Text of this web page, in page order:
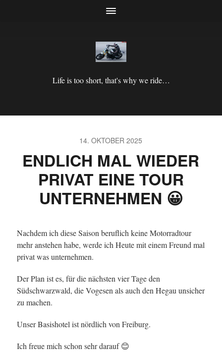
Life is too short, that's why we ride…
14. OKTOBER 2025
ENDLICH MAL WIEDER
PRIVAT EINE TOUR
UNTERNEHMEN 😀
Nachdem ich diese Saison beruflich keine Motorradtour
mehr anstehen habe, werde ich Heute mit einem Freund mal
privat was unternehmen.
Der Plan ist es, für die nächsten vier Tage den
Südschwarzwald, die Vogesen als auch den Hegau unsicher
zu machen.
Unser Basishotel ist nördlich von Freiburg.
Ich freue mich schon sehr darauf 😊